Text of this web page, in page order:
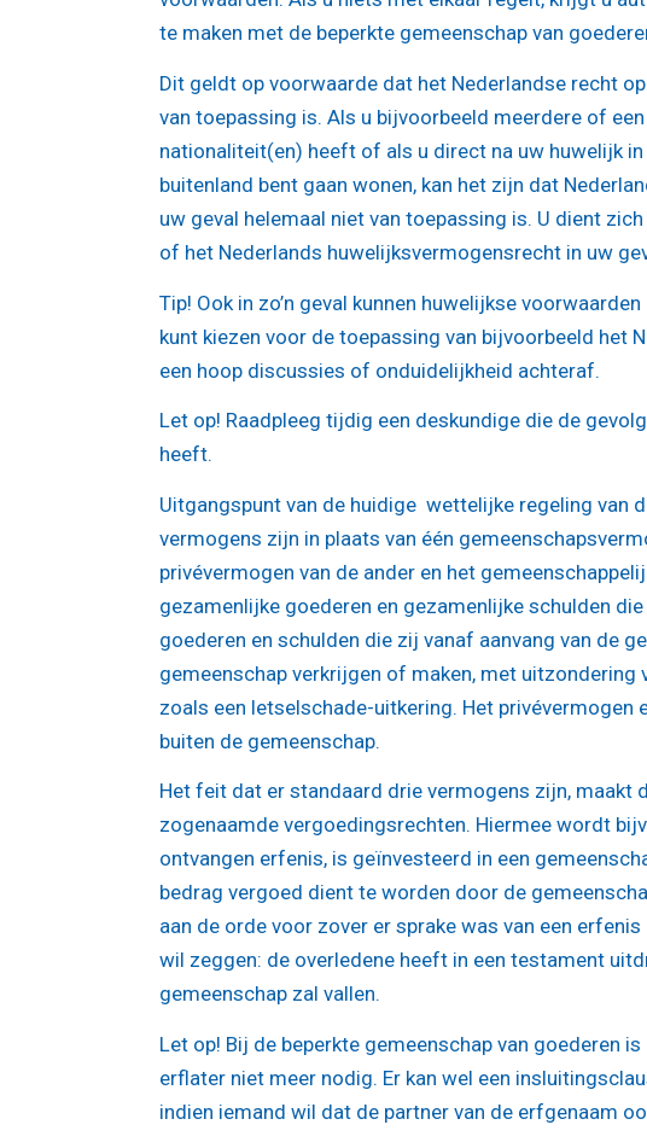
te maken met de beperkte gemeenschap van
Dit geldt op voorwaarde dat het Nederlandse recht
van toepassing is. Als u bijvoorbeeld meerdere of
nationaliteit(en) heeft of als u direct na uw huwelijk
buitenland bent gaan wonen, kan het zijn dat
uw geval helemaal niet van toepassing is. U dient
of het Nederlands huwelijksvermogensrecht in uw
Tip! Ook in zo’n geval kunnen huwelijkse
kunt kiezen voor de toepassing van bijvoorbeeld het
een hoop discussies of onduidelijkheid achteraf.
Let op! Raadpleeg tijdig een deskundige die de
heeft.
Uitgangspunt van de huidige wettelijke regeling van
vermogens zijn in plaats van één
privévermogen van de ander en het
gezamenlijke goederen en gezamenlijke schulden
goederen en schulden die zij vanaf aanvang van de
gemeenschap verkrijgen of maken, met
zoals een letselschade-uitkering. Het privévermogen
buiten de gemeenschap.
Het feit dat er standaard drie vermogens zijn, maakt
zogenaamde vergoedingsrechten. Hiermee wordt
ontvangen erfenis, is geïnvesteerd in een
bedrag vergoed dient te worden door de
aan de orde voor zover er sprake was van een
wil zeggen: de overledene heeft in een testament
gemeenschap zal vallen.
Let op! Bij de beperkte gemeenschap van goederen
erflater niet meer nodig. Er kan wel een
indien iemand wil dat de partner van de erfgenaam